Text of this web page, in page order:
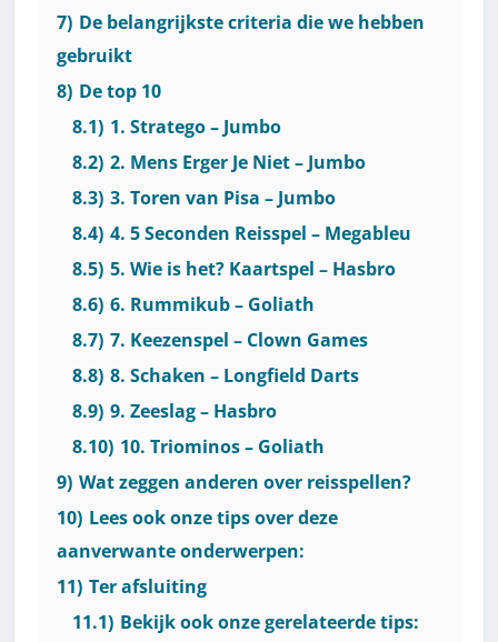
7) De belangrijkste criteria die we hebben
gebruikt
8) De top 10
8.1) 1. Stratego – Jumbo
8.2) 2. Mens Erger Je Niet – Jumbo
8.3) 3. Toren van Pisa – Jumbo
8.4) 4. 5 Seconden Reisspel – Megableu
8.5) 5. Wie is het? Kaartspel – Hasbro
8.6) 6. Rummikub – Goliath
8.7) 7. Keezenspel – Clown Games
8.8) 8. Schaken – Longfield Darts
8.9) 9. Zeeslag – Hasbro
8.10) 10. Triominos – Goliath
9) Wat zeggen anderen over reisspellen?
10) Lees ook onze tips over deze
aanverwante onderwerpen:
11) Ter afsluiting
11.1) Bekijk ook onze gerelateerde tips: